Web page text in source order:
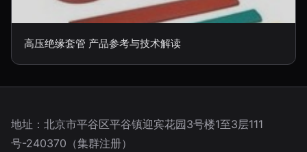
高压绝缘套管 产品参考与技术解读
地址：北京市平谷区平谷镇迎宾花园3号楼1至3层111
号-240370（集群注册）